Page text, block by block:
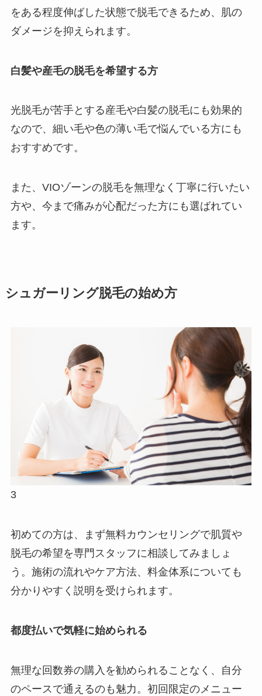
をある程度伸ばした状態で脱毛できるため、肌の
ダメージを抑えられます。
白髪や産毛の脱毛を希望する方
光脱毛が苦手とする産毛や白髪の脱毛にも効果的
なので、細い毛や色の薄い毛で悩んでいる方にも
おすすめです。
また、VIOゾーンの脱毛を無理なく丁寧に行いたい
方や、今まで痛みが心配だった方にも選ばれてい
ます。
シュガーリング脱毛の始め方
3
初めての方は、まず無料カウンセリングで肌質や
脱毛の希望を専門スタッフに相談してみましょ
う。施術の流れやケア方法、料金体系についても
分かりやすく説明を受けられます。
都度払いで気軽に始められる
無理な回数券の購入を勧められることなく、自分
のペースで通えるのも魅力。初回限定のメニュー